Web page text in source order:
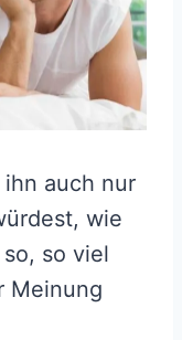
auch nur
wie
so viel
Meinung